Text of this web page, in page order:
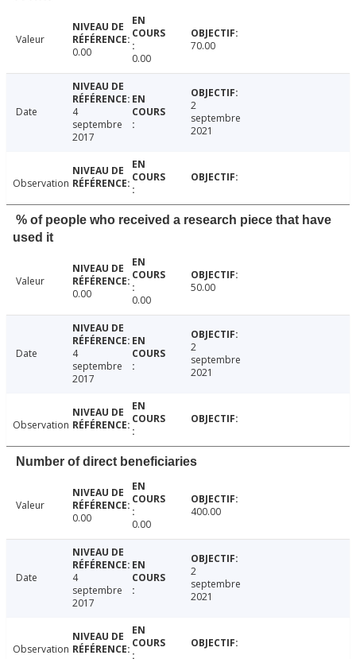
Valeur
0.00
0.00
70.00
Date
4
septembre
2017
2
septembre
2021
Observation
% of people who received a research piece that have
used it
Valeur
0.00
0.00
50.00
Date
4
septembre
2017
2
septembre
2021
Observation
Number of direct beneficiaries
Valeur
0.00
0.00
400.00
Date
4
septembre
2017
2
septembre
2021
Observation